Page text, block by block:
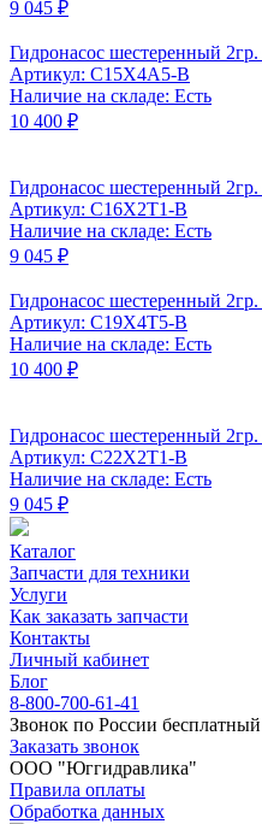
9 045 ₽
Гидронасос шестеренный
Артикул: C15X4A5-B
Наличие на складе: Есть
10 400 ₽
Гидронасос шестеренный
Артикул: C16X2T1-B
Наличие на складе: Есть
9 045 ₽
Гидронасос шестеренный
Артикул: C19X4T5-B
Наличие на складе: Есть
10 400 ₽
Гидронасос шестеренный
Артикул: C22X2T1-B
Наличие на складе: Есть
9 045 ₽
Каталог
Запчасти для техники
Услуги
Как заказать запчасти
Контакты
Личный кабинет
Блог
8-800-700-61-41
Звонок по России бесплатный
Заказать звонок
ООО "Юггидравлика"
Правила оплаты
Обработка данных